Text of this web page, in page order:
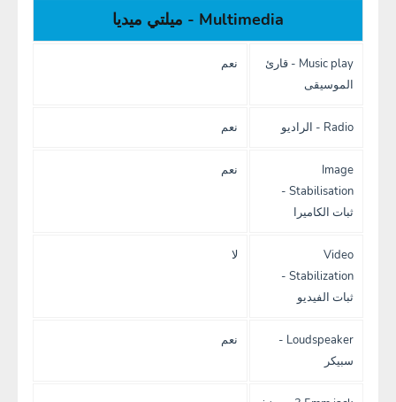
Multimedia - ميلتي ميديا
Music play - قارئ
الموسيقى
نعم
Radio - الراديو نعم
Image
Stabilisation -
ثبات الكاميرا
نعم
Video
Stabilization -
ثبات الفيديو
لا
Loudspeaker -
سبيكر
نعم